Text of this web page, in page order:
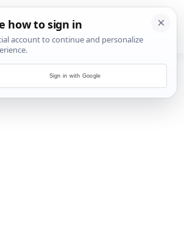
woot?!
Sign in with Google